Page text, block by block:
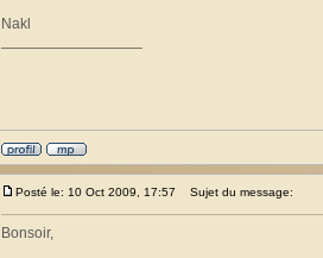
Nakl
Posté le: 10 Oct 2009, 17:57 Sujet du message:
Bonsoir,